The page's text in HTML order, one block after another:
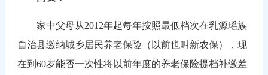
家中父母从2012年起每年按照最低档次在乳源瑶族
自治县缴纳城乡居民养老保险（以前也叫新农保），现
在到60岁能否一次性将以前年度的养老保险提档补缴差